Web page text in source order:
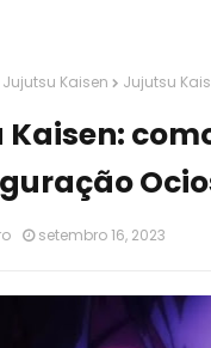
Jujutsu Kaisen Jujutsu
setembro 16, 2023